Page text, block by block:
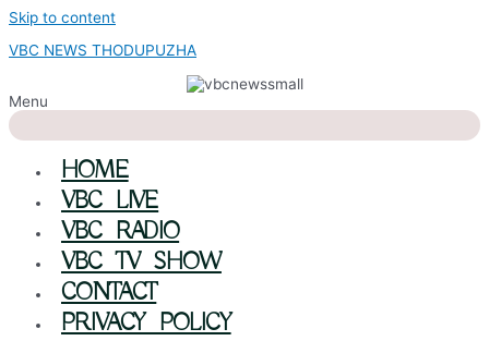
Skip to content
VBC NEWS THODUPUZHA
Menu
HOME
VBC LIVE
VBC RADIO
VBC TV SHOW
CONTACT
PRIVACY POLICY